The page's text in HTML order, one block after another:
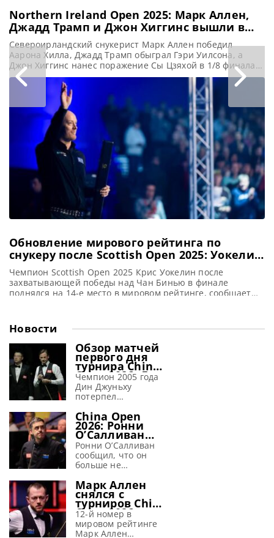
Northern Ireland Open 2025: Марк Аллен,
Джадд Трамп и Джон Хиггинс вышли в
1/4 финала
Североирландский снукерист Марк Аллен победил
Аарона Хилла, Джадд Трамп обыграл Гэри Уилсона, а
Джон Хиггинс нанес поражение Сы Цзяхой в 1/8 финала в
турнире Northern Ireland Open 2025 в Белфасте,
сообщает WST Победа над Аароном Хиллом со счетом 4-1
укрепила позиции Марка Аллена на пути к его
возможному третьему триумфу на турнире Northern
Ireland Open.
Обновление мирового рейтинга по
снукеру после Scottish Open 2025: Уокелин
поднялся на три позиции, а Трамп
завершил год на первом месте
Чемпион Scottish Open 2025 Крис Уокелин после
захватывающей победы над Чан Бинью в финале
поднялся на 14-е место в мировом рейтинге, сообщает
2025 в Эдинбурге. 33-летний англичанин победил
дебютанта финала Чан Бинью со счетом 9-2 в
Meadowbank Sports
Новости
Обзор матчей
первого дня
турнира China
Open 2026. Дин
Джуньху
терпит
поражение от
Гилберта
Чемпион 2005 года
Дин Джуньху
потерпел
Дэвида Гилберта на
турнире China Open
2026, сообщает WST
Двукратный
победитель China
Open Дин Джуньху
третий титул,
потерпев
сокрушительное
поражение от
Дэвида Гилберта со
счетом 6-1 в первый
China Open
2026: Ронни
О’Салливан
заявил, что
перед
крупным
турниром
«страх исчез»
Ронни О’Салливан
сообщил, что он
больше не
перед предстоящим
крупным турниром
China Open 2026,
сообщает metrouk
На протяжении
более трех
Марк Аллен
снялся с
турниров China
Open 2026 и
Wuhan Open
2026
12-й номер в
мировом рейтинге
Марк Аллен